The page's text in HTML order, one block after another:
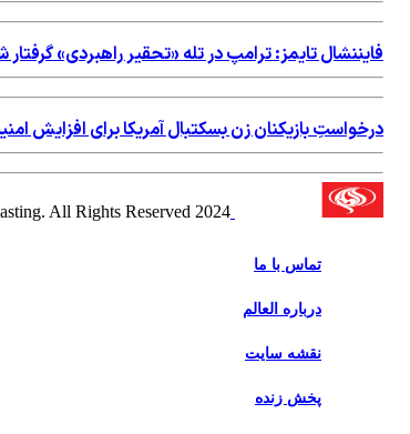
فایننشال تایمز: ترامپ در تله «تحقیر راهبردی»
درخواستِ بازیکنان زن بسکتبال آمریکا برای افزایش
2024 Alalam News Network. Islamic Republic of Iran Broadcasting. All Rights Reserved.
تماس با ما
درباره العالم
نقشه سایت
پخش زنده